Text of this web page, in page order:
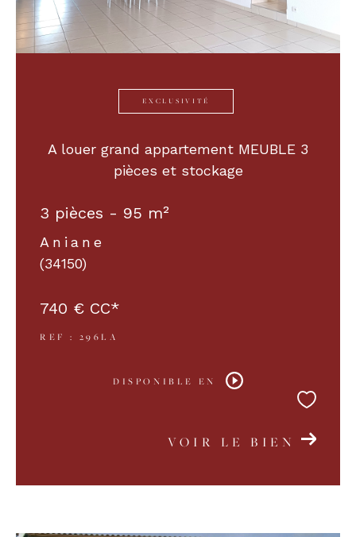
EXCLUSIVITÉ
A louer grand appartement MEUBLE 3
pièces et stockage
3 pièces - 95 m²
Aniane
(34150)
740 € CC*
REF : 296LA
DISPONIBLE EN
VOIR LE BIEN